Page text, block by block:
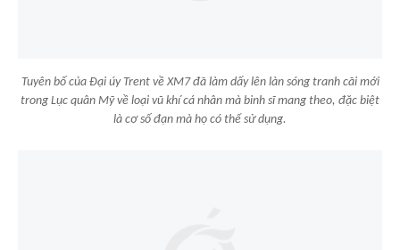
Tuyên bố của Đại úy Trent về XM7 đã làm dấy lên làn sóng tranh cãi mới
trong Lục quân Mỹ về loại vũ khí cá nhân mà binh sĩ mang theo, đặc biệt
là cơ số đạn mà họ có thể sử dụng.